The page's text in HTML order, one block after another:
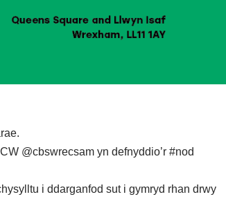
@cbswrecsam yn defnyddio’r #nod
i ddarganfod sut i gymryd rhan drwy